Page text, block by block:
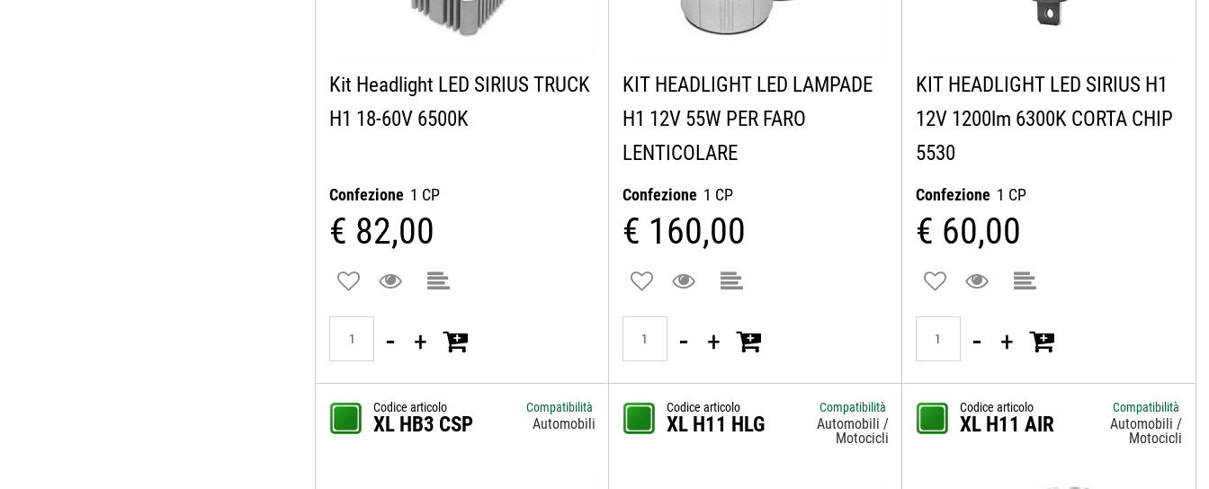
Kit Headlight LED SIRIUS TRUCK
H1 18-60V 6500K
Confezione 1 CP
€ 82,00
KIT HEADLIGHT LED LAMPADE
H1 12V 55W PER FARO
LENTICOLARE
Confezione 1 CP
€ 160,00
KIT HEADLIGHT LED SIRIUS H1
12V 1200lm 6300K CORTA CHIP
5530
Confezione 1 CP
€ 60,00
Codice articolo
XL HB3 CSP
Compatibilità
Automobili
Codice articolo
XL H11 HLG
Compatibilità
Automobili /
Motocicli
Codice articolo
XL H11 AIR
Compatibilità
Automobili /
Motocicli